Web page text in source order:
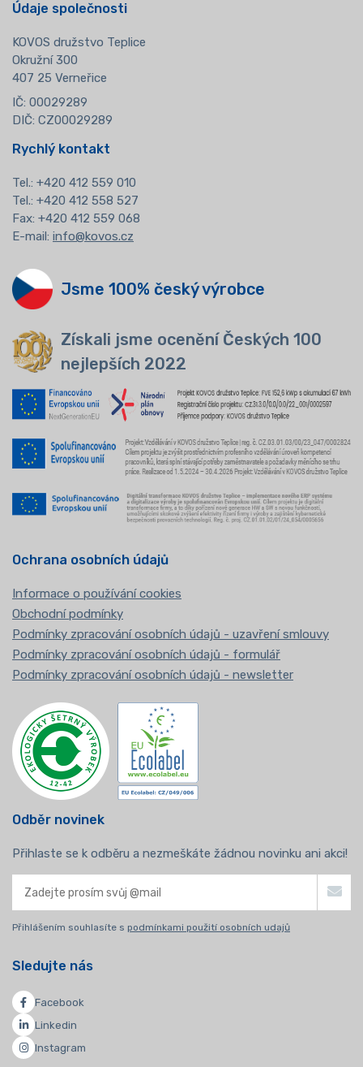
Údaje společnosti
KOVOS družstvo Teplice
Okružní 300
407 25 Verneřice
IČ: 00029289
DIČ: CZ00029289
Rychlý kontakt
Tel.: +420 412 559 010
Tel.: +420 412 558 527
Fax: +420 412 559 068
E-mail: info@kovos.cz
Jsme 100% český výrobce
Získali jsme ocenění Českých 100
nejlepších 2022
Ochrana osobních údajů
Informace o používání cookies
Obchodní podmínky
Podmínky zpracování osobních údajů - uzavření smlouvy
Podmínky zpracování osobních údajů - formulář
Podmínky zpracování osobních údajů - newsletter
Odběr novinek
Přihlaste se k odběru a nezmeškáte žádnou novinku ani akci!
Přihlášením souhlasíte s podmínkami použití osobních udajů
Sledujte nás
Facebook
Linkedin
Instagram